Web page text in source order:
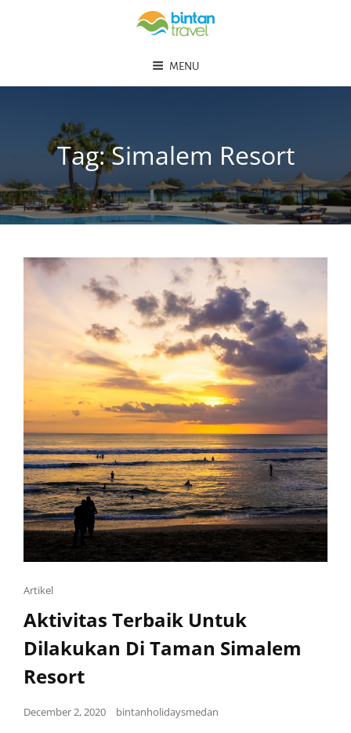
MENU
Tag:Simalem Resort
Artikel
Aktivitas Terbaik Untuk
Dilakukan Di Taman Simalem
Resort
December 2, 2020 bintanholidaysmedan